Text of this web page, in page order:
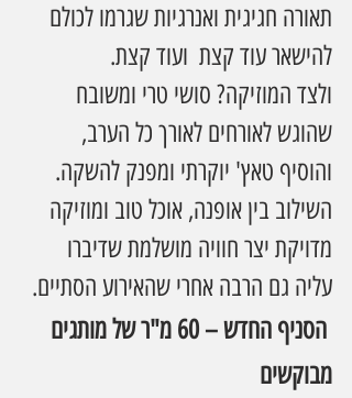
תאורה חגיגית ואנרגיות שגרמו לכולם
להישאר עוד קצת  ועוד קצת.
ולצד המוזיקה? סושי טרי ומשובח
שהוגש לאורחים לאורך כל הערב,
והוסיף טאץ' יוקרתי ומפנק להשקה.
השילוב בין אופנה, אוכל טוב ומוזיקה
מדויקת יצר חוויה מושלמת שדיברו
עליה גם הרבה אחרי שהאירוע הסתיים.
הסניף החדש – 60 מ"ר של מותגים
מבוקשים